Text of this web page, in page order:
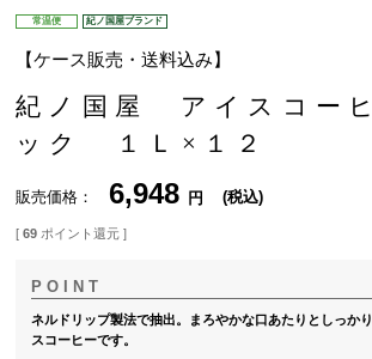
常温便 紀ノ国屋ブランド
【ケース販売・送料込み】
紀ノ国屋 アイスコー
ック １Ｌ×１２
販売価格 6,948 税込
[ 69 ポイント還元 ]
ネルドリップ製法で抽出。まろやかな口あたりとしっか
スコーヒーです。